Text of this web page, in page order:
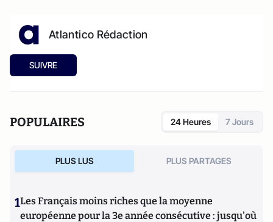
Atlantico Rédaction
SUIVRE
POPULAIRES 24 Heures 7 Jours
PLUS LUS PLUS PARTAGES
1Les Français moins riches que la moyenne
européenne pour la 3e année consécutive : jusqu'où